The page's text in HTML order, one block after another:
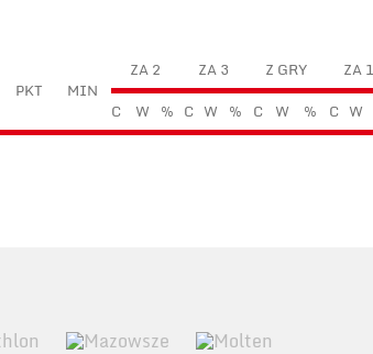
PKT MIN
ZA 2 ZA 3 Z GRY ZA 1
C
W % C W % C W % C W